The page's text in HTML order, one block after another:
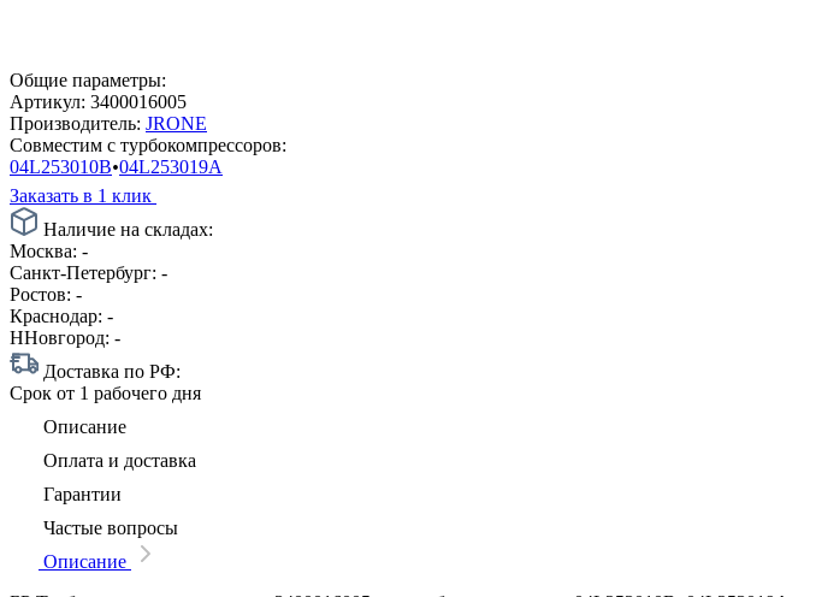
Общие параметры:
Артикул: 3400016005
Производитель: JRONE
Совместим с турбокомпрессоров:
04L253010B•04L253019A
Заказать в 1 клик
Наличие на складах:
Москва: -
Санкт-Петербург: -
Ростов: -
Краснодар: -
ННовгород: -
Доставка по РФ:
Срок от 1 рабочего дня
Описание
Оплата и доставка
Гарантии
Частые вопросы
Описание